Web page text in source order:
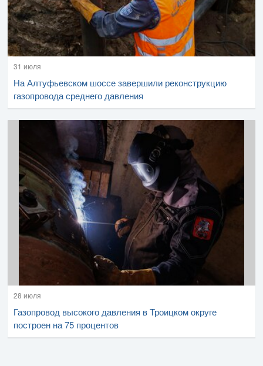
31 июля
На Алтуфьевском шоссе завершили реконструкцию
газопровода среднего давления
28 июля
Газопровод высокого давления в Троицком округе
построен на 75 процентов